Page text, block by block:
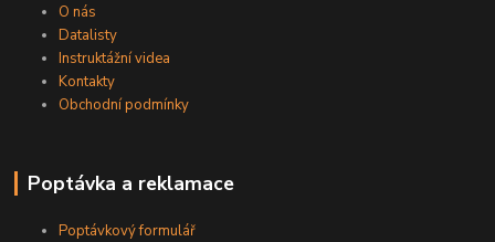
O nás
Datalisty
Instruktážní videa
Kontakty
Obchodní podmínky
Poptávka a reklamace
Poptávkový formulář